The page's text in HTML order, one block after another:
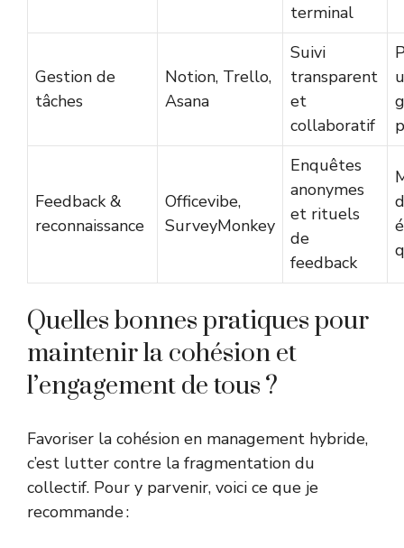
terminal
Gestion de
tâches
Notion, Trello,
Asana
Suivi
transparent
et
collaboratif
Feedback &
reconnaissance
Officevibe,
SurveyMonkey
Enquêtes
anonymes
et rituels
de
feedback
Quelles bonnes pratiques pour
maintenir la cohésion et
l’engagement de tous ?
Favoriser la cohésion en management hybride,
c’est lutter contre la fragmentation du
collectif. Pour y parvenir, voici ce que je
recommande :